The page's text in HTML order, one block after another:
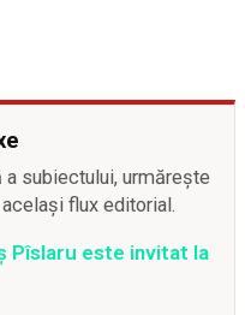
subiectului, urmărește
flux editorial.
Pîslaru este invitat la